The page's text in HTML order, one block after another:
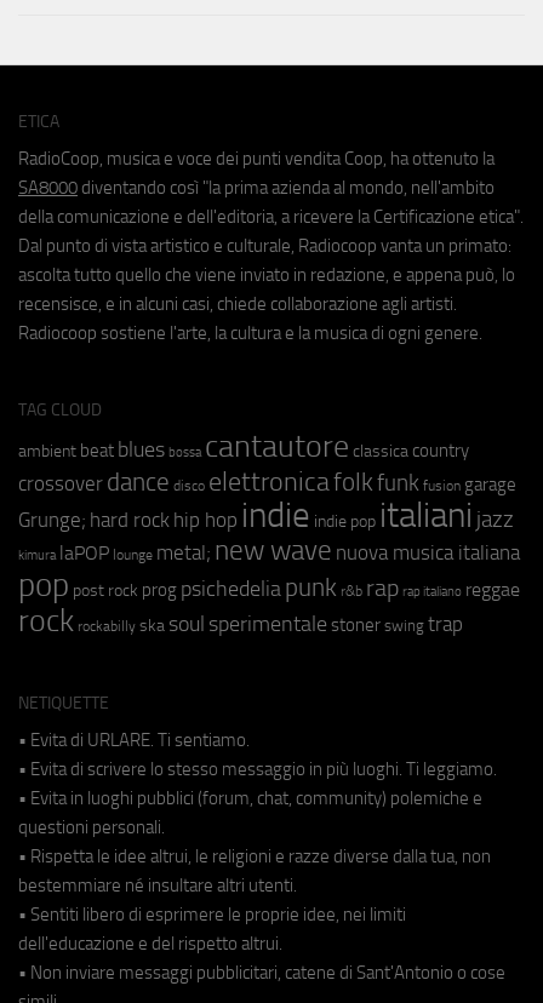
ETICA
RadioCoop, musica e voce dei punti vendita Coop, ha ottenuto la
SA8000 diventando così "la prima azienda al mondo, nell'ambito
della comunicazione e dell'editoria, a ricevere la Certificazione etica".
Dal punto di vista artistico e culturale, Radiocoop vanta un primato:
ascolta tutto quello che viene inviato in redazione, e appena può, lo
recensisce, e in alcuni casi, chiede collaborazione agli artisti.
Radiocoop sostiene l'arte, la cultura e la musica di ogni genere.
TAG CLOUD
ambient beat blues bossa cantautore classica country
crossover dance disco elettronicafolkfunk fusion garage
Grunge; hard rock hip hop indie indie pop italiani jazz
kimura laPOP lounge metal; new wave nuova musica italiana
pop post rock prog psichedeliapunk r&b rap rap italiano reggae
rock rockabilly ska soul sperimentale stoner swing trap
NETIQUETTE
• Evita di URLARE. Ti sentiamo.
• Evita di scrivere lo stesso messaggio in più luoghi. Ti leggiamo.
• Evita in luoghi pubblici (forum, chat, community) polemiche e
questioni personali.
• Rispetta le idee altrui, le religioni e razze diverse dalla tua, non
bestemmiare né insultare altri utenti.
• Sentiti libero di esprimere le proprie idee, nei limiti
dell'educazione e del rispetto altrui.
• Non inviare messaggi pubblicitari, catene di Sant'Antonio o cose